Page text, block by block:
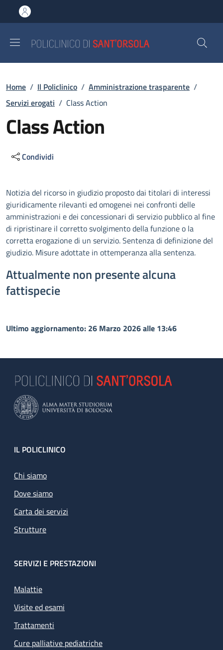
al contenuto principale
to footer content
Briciole di pane
Home / Il Policlinico / Amministrazione trasparente /
Servizi erogati / Class Action
Class Action
Condividi
Descrizione
Notizia del ricorso in giudizio proposto dai titolari di interessi
giuridicamente rilevanti ed omogenei nei confronti delle
amministrazioni e dei concessionari di servizio pubblico al fine
di ripristinare il corretto svolgimento della funzione o la
corretta erogazione di un servizio. Sentenza di definizione del
giudizio. Misure adottate in ottemperanza alla sentenza.
Attualmente non presente alcuna
fattispecie
Ultimo aggiornamento: 26 Marzo 2026 alle 13:46
Footer
IL POLICLINICO
Chi siamo
Dove siamo
Carta dei servizi
Strutture
SERVIZI E PRESTAZIONI
Malattie
Visite ed esami
Trattamenti
Cure palliative pediatriche